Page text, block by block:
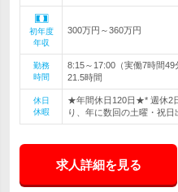
初年度
年収
300万円～360万円
勤務
時間
8:15～17:00（実働7時間
21.5時間
休日
休暇
★年間休日120日★* 週休2
り、年に数回の土曜・祝日
求人詳細を見る